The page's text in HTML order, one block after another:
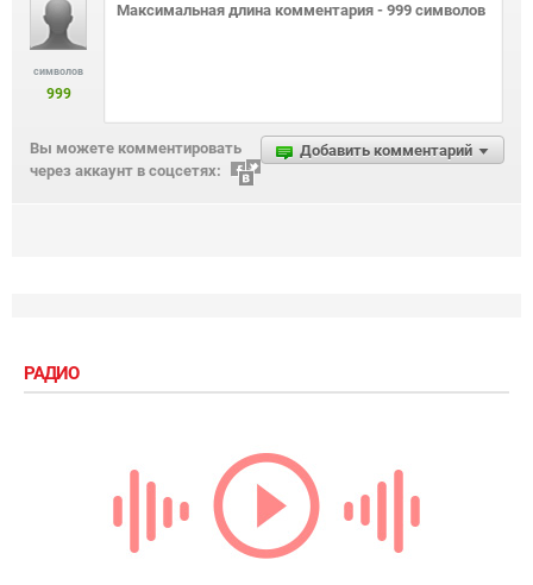
символов
999
Добавить комментарий
Вы можете комментировать
через аккаунт в соцсетях:
РАДИО